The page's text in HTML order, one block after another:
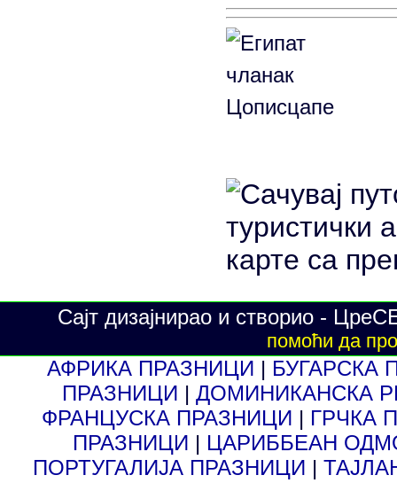
Сајт дизајнирао и створио -
помоћи да
АФРИКА ПРАЗНИЦИ | БУГАРСКА
ПРАЗНИЦИ | ДОМИНИКАНСКА
ФРАНЦУСКА ПРАЗНИЦИ | ГРЧКА
ПРАЗНИЦИ | ЦАРИББЕАН
ПОРТУГАЛИЈА ПРАЗНИЦИ |